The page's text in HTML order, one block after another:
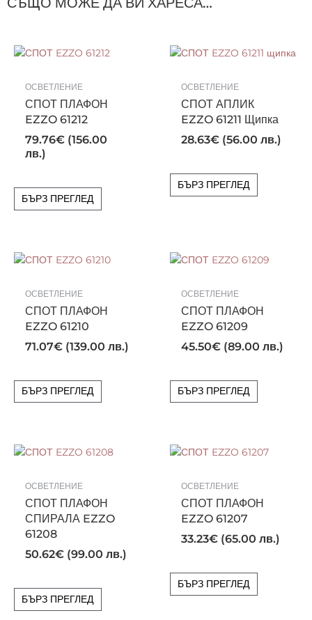
ОСВЕТЛЕНИЕ
СПОТ ПЛАФОН
EZZO 61212
79.76€ (156.00
лв.)
БЪРЗ ПРЕГЛЕД
ОСВЕТЛЕНИЕ
СПОТ АПЛИК
EZZO 61211 Щипка
28.63€ (56.00 лв.)
БЪРЗ ПРЕГЛЕД
ОСВЕТЛЕНИЕ
СПОТ ПЛАФОН
EZZO 61210
71.07€ (139.00 лв.)
БЪРЗ ПРЕГЛЕД
ОСВЕТЛЕНИЕ
СПОТ ПЛАФОН
EZZO 61209
45.50€ (89.00 лв.)
БЪРЗ ПРЕГЛЕД
ОСВЕТЛЕНИЕ
СПОТ ПЛАФОН
СПИРАЛА EZZO
61208
50.62€ (99.00 лв.)
БЪРЗ ПРЕГЛЕД
ОСВЕТЛЕНИЕ
СПОТ ПЛАФОН
EZZO 61207
33.23€ (65.00 лв.)
БЪРЗ ПРЕГЛЕД